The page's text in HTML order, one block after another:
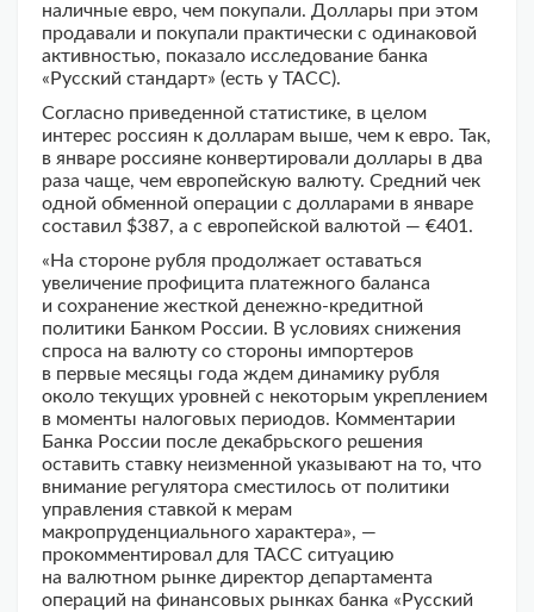
наличные евро, чем покупали. Доллары при этом
продавали и покупали практически с одинаковой
активностью, показало исследование банка
«Русский стандарт» (есть у ТАСС).
Согласно приведенной статистике, в целом
интерес россиян к долларам выше, чем к евро. Так,
в январе россияне конвертировали доллары в два
раза чаще, чем европейскую валюту. Средний чек
одной обменной операции с долларами в январе
составил $387, а с европейской валютой — €401.
«На стороне рубля продолжает оставаться
увеличение профицита платежного баланса
и сохранение жесткой денежно-кредитной
политики Банком России. В условиях снижения
спроса на валюту со стороны импортеров
в первые месяцы года ждем динамику рубля
около текущих уровней с некоторым укреплением
в моменты налоговых периодов. Комментарии
Банка России после декабрьского решения
оставить ставку неизменной указывают на то, что
внимание регулятора сместилось от политики
управления ставкой к мерам
макропруденциального характера», —
прокомментировал для ТАСС ситуацию
на валютном рынке директор департамента
операций на финансовых рынках банка «Русский